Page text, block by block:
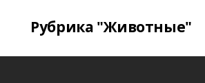
Рубрика "Животные"